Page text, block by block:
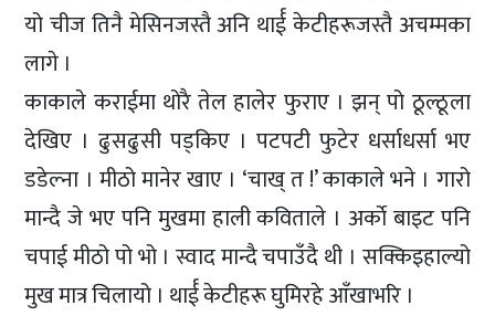
यो चीज तिनै मेसिनजस्तै अनि थार्ई केटीहरूजस्तै अचम्मका
लागे ।
काकाले कराईमा थोरै तेल हालेर फुराए । झन् पो ठूल्ठूला
देखिए । ढुसढुसी पड्किए । पटपटी फुटेर धर्साधर्सा भए
डडेल्ना । मीठो मानेर खाए । ‘चाख् त !’ काकाले भने । गारो
मान्दै जे भए पनि मुखमा हाली कविताले । अर्काे बाइट पनि
चपाई मीठो पो भो । स्वाद मान्दै चपाउँदै थी । सक्किइहाल्यो
मुख मात्र चिलायो । थार्ई केटीहरू घुमिरहे आँखाभरि ।